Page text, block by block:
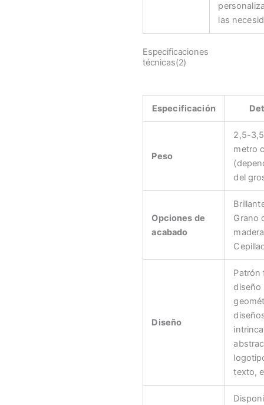
las
Especificaciones
técnicas(2)
Especificación
Peso
2,5-
metro
del
Opciones de
acabado
Grano
Diseño
Patrón
diseño
texto,